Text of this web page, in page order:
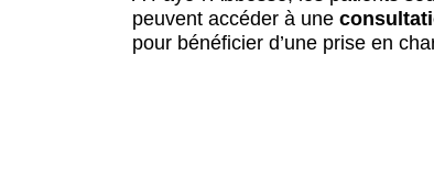
peuvent accéder à une
pour bénéficier d’une prise en